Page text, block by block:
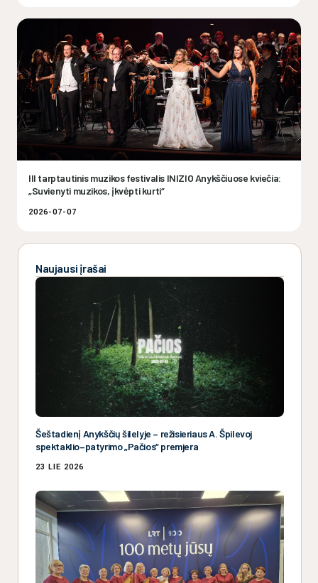
III tarptautinis muzikos festivalis INIZIO Anykščiuose kviečia:
„Suvienyti muzikos, įkvėpti kurti“
2026-07-07
Naujausi įrašai
Šeštadienį Anykščių šilelyje – režisieriaus A. Špilevoj
spektaklio–patyrimo „Pačios“ premjera
23 LIE 2026